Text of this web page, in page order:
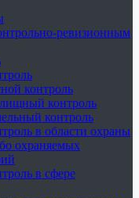
ревизионным
контроль
контроль
контроль
в области охраны
охраняемых
в сфере